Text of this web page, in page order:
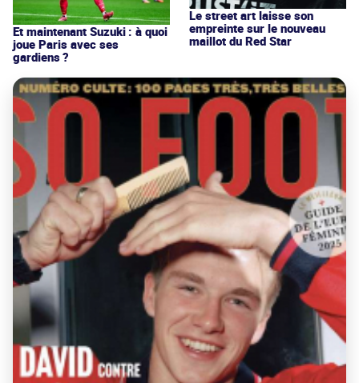
Et maintenant Suzuki : à quoi
joue Paris avec ses
gardiens ?
Le street art laisse son
empreinte sur le nouveau
maillot du Red Star